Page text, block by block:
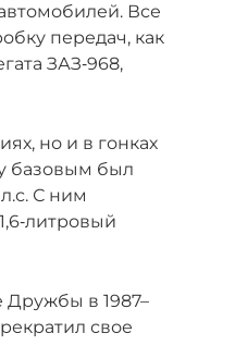
Все
передач, как
ЗАЗ‑968,
но и в гонках
базовым был
С ним
Дружбы в 1987–
свое